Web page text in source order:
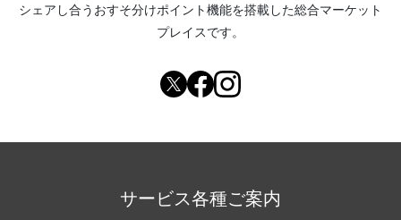
シェアし合う おすそ分けポイント機能を搭載した総合マーケット
プレイスです。
サービス各種ご案内